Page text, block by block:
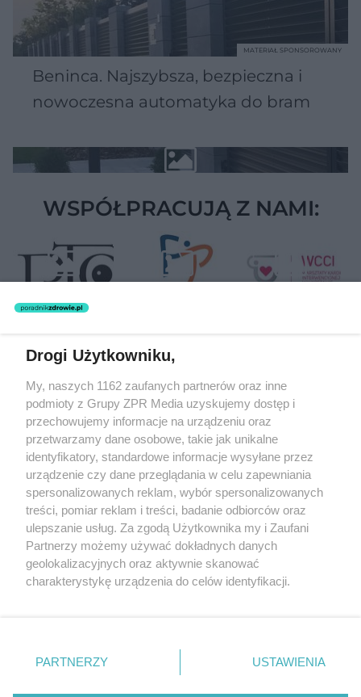
Beninca. Najszybsza, bezpieczna i
nowoczesna automatyka do bram
MATERIAŁ SPONSOROWANY
WSPÓŁPRACUJĄ Z NAMI:
Żaden utwór zamieszczony w serwisie nie może być powielany i
rozpowszechniany lub dalej rozpowszechniany w jakikolwiek sposób
(w tym także elektroniczny lub mechaniczny) na jakimkolwiek polu
eksploatacji w jakiejkolwiek formie, włącznie z umieszczaniem w
Internecie bez pisemnej zgody właściciela praw. Jakiekolwiek użycie
lub wykorzystanie utworów w całości lub w części z naruszeniem
prawa, tzn. bez właściwej zgody, jest zabronione pod groźbą kary i
może być ścigane prawnie.
O nas
Drogi Użytkowniku,
My, naszych 1162 zaufanych partnerów oraz inne
podmioty z Grupy ZPR Media uzyskujemy dostęp i
przechowujemy informacje na urządzeniu oraz
przetwarzamy dane osobowe, takie jak unikalne
identyfikatory, standardowe informacje wysyłane przez
urządzenie czy dane przeglądania w celu zapewniania
spersonalizowanych reklam, wybór spersonalizowanych
treści, pomiar reklam i treści, badanie odbiorców oraz
ulepszanie usług. Za zgodą Użytkownika my i Zaufani
Partnerzy możemy używać dokładnych danych
geolokalizacyjnych oraz aktywnie skanować
charakterystykę urządzenia do celów identyfikacji.
zmienić/wycofać klikając przycisk ustawień prywatności
znajdujący się w lewym dolnym rogu strony
rodzaje przetwarzania danych nie wymagają zgody
PARTNERZY USTAWIENIA